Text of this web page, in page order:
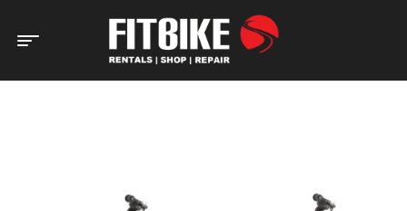
Bicicletas Criança/Junior
Cross 12 (Aluminium)